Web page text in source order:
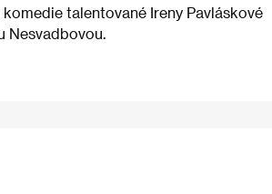
talentované Ireny Pavláskové
Nesvadbovou.